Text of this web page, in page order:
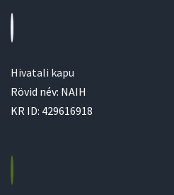
Hivatali kapu
Rövid név: NAIH
KR ID: 429616918